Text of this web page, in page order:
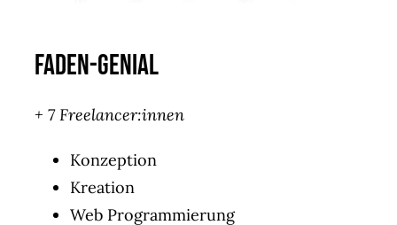
FADEN-GENIAL
+ 7 Freelancer:innen
Konzeption
Kreation
Web Programmierung